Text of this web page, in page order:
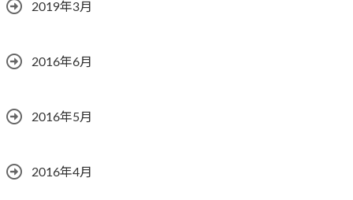
2019年3月
2016年6月
2016年5月
2016年4月